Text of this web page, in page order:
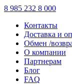
8 985 232 8 000
Контакты
Доставка и
Обмен /
О компании
Партнерам
Блог
FAQ